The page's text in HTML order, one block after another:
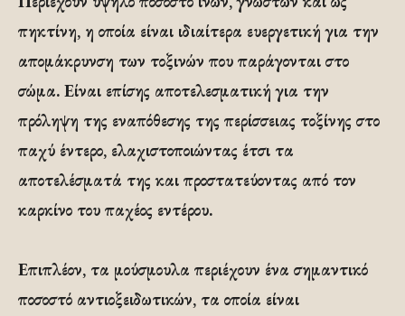
πηκτίνη, η οποία είναι ιδιαίτερα ευεργετική για την
απομάκρυνση των τοξινών που παράγονται στο
σώμα. Είναι επίσης αποτελεσματική για την
πρόληψη της εναπόθεσης της περίσσειας τοξίνης στο
παχύ έντερο, ελαχιστοποιώντας έτσι τα
αποτελέσματά της και προστατεύοντας από τον
καρκίνο του παχέος εντέρου.
Επιπλέον, τα μούσμουλα περιέχουν ένα σημαντικό
ποσοστό αντιοξειδωτικών, τα οποία είναι